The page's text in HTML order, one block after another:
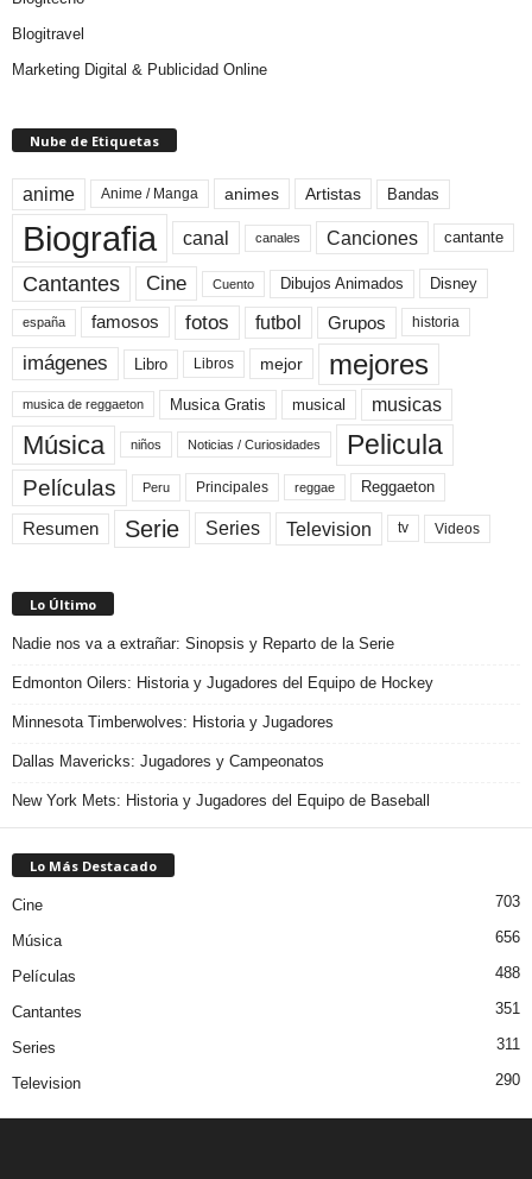
Blogitravel
Marketing Digital & Publicidad Online
Nube de Etiquetas
anime Anime / Manga animes Artistas Bandas
Biografia canal canales Canciones cantante
Cantantes Cine Cuento Dibujos Animados Disney
españa famosos fotos futbol Grupos historia
imágenes Libro Libros mejor mejores
musica de reggaeton Musica Gratis musical musicas
Música niños Noticias / Curiosidades Pelicula
Películas Peru Principales reggae Reggaeton
Resumen Serie Series Television tv Videos
Lo Último
Nadie nos va a extrañar: Sinopsis y Reparto de la Serie
Edmonton Oilers: Historia y Jugadores del Equipo de Hockey
Minnesota Timberwolves: Historia y Jugadores
Dallas Mavericks: Jugadores y Campeonatos
New York Mets: Historia y Jugadores del Equipo de Baseball
Lo Más Destacado
Cine 703
Música 656
Películas 488
Cantantes 351
Series 311
Television 290